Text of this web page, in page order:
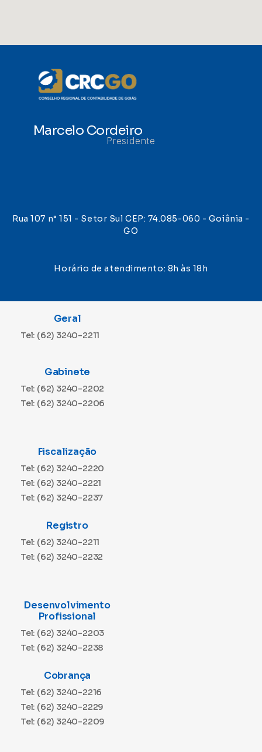
Marcelo Cordeiro
Presidente
Rua 107 n° 151 - Setor Sul CEP: 74.085-060 - Goiânia -
GO
Horário de atendimento: 8h às 18h
Geral
Tel: (62) 3240-2211
Gabinete
Tel: (62) 3240-2202
Tel: (62) 3240-2206
Fiscalização
Tel: (62) 3240-2220
Tel: (62) 3240-2221
Tel: (62) 3240-2237
Registro
Tel: (62) 3240-2211
Tel: (62) 3240-2232
Desenvolvimento
Profissional
Tel: (62) 3240-2203
Tel: (62) 3240-2238
Cobrança
Tel: (62) 3240-2216
Tel: (62) 3240-2229
Tel: (62) 3240-2209